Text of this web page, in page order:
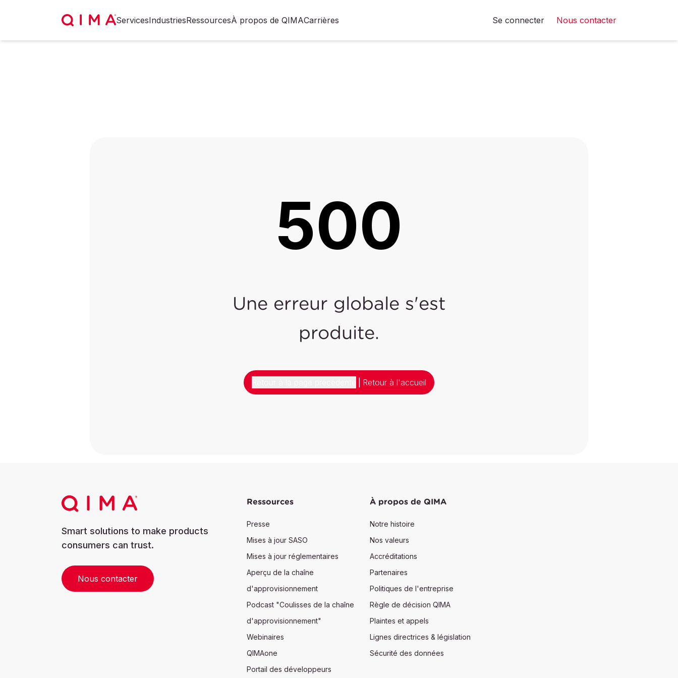
ServicesIndustriesRessourcesÀ propos de QIMACarrières Se connecter Nous contacter
500
Une erreur globale s'est
produite.
Retour à l'accueil
Smart solutions to make products
consumers can trust.
Nous contacter
Ressources
Presse
Mises à jour SASO
Mises à jour réglementaires
Aperçu de la chaîne
d'approvisionnement
Podcast "Coulisses de la chaîne
d'approvisionnement"
Webinaires
QIMAone
Portail des développeurs
À propos de QIMA
Notre histoire
Nos valeurs
Accréditations
Partenaires
Politiques de l'entreprise
Règle de décision QIMA
Plaintes et appels
Lignes directrices & législation
Sécurité des données